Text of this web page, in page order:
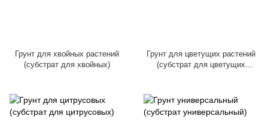
Грунт для хвойных растений
(субстрат для хвойных)
Грунт для цветущих растений
(субстрат для цветущих